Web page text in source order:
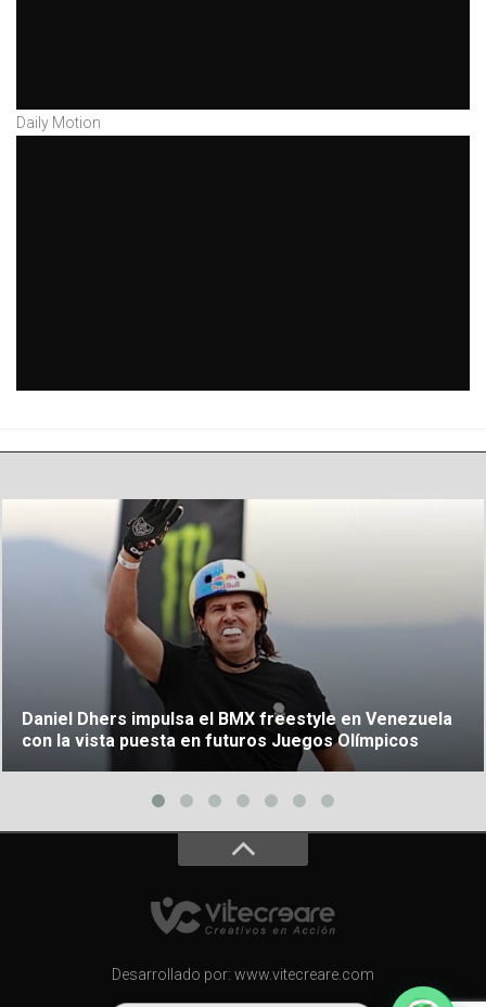
Daily Motion
Daniel Dhers impulsa el BMX freestyle en Venezuela
con la vista puesta en futuros Juegos Olímpicos
Desarrollado por: www.vitecreare.com